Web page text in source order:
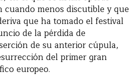
cuando menos discutible y que
que ha tomado el festival
de la pérdida de
de su anterior cúpula,
del primer gran
europeo.